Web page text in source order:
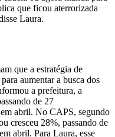
que ficou aterrorizada
Laura.
que a estratégia de
aumentar a busca dos
a prefeitura, a
de 27
abril. No CAPS, segundo
cresceu 28%, passando de
abril. Para Laura, esse